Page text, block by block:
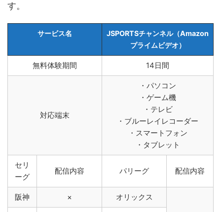
す。
サービス名
JSPORTSチャンネル（Amazon
プライムビデオ）
無料体験期間 14日間
対応端末
・パソコン
・ゲーム機
・テレビ
・ブルーレイレコーダー
・スマートフォン
・タブレット
セリ
ーグ
配信内容 パリーグ 配信内容
阪神 × オリックス